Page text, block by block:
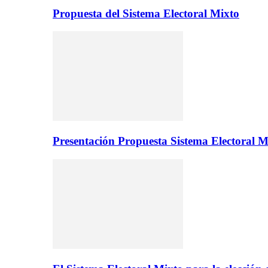
Propuesta del Sistema Electoral Mixto
Presentación Propuesta Sistema Electoral